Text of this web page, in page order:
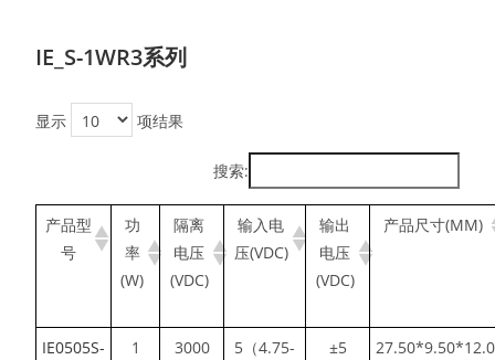
IE_S-1WR3系列
显示 项结果
搜索:
产品型
号
功
率
(W)
隔离
电压
(VDC)
输入电
压(VDC)
输出
电压
(VDC)
产品尺寸(MM)
IE0505S-
1 3000
5（4.75-
±5